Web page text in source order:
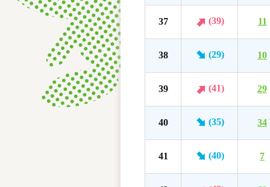
37 (39) 11
38 (29) 10
39 (41) 29
40 (35) 34
41 (40) 7